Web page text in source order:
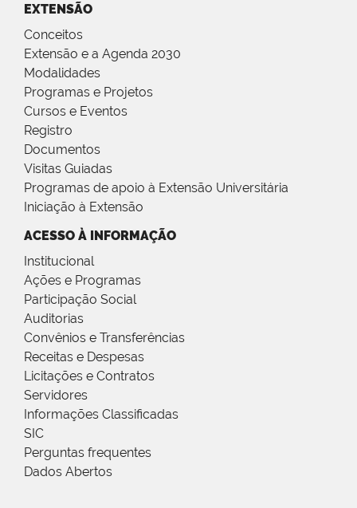
EXTENSÃO
Conceitos
Extensão e a Agenda 2030
Modalidades
Programas e Projetos
Cursos e Eventos
Registro
Documentos
Visitas Guiadas
Programas de apoio à Extensão Universitária
Iniciação à Extensão
ACESSO À INFORMAÇÃO
Institucional
Ações e Programas
Participação Social
Auditorias
Convênios e Transferências
Receitas e Despesas
Licitações e Contratos
Servidores
Informações Classificadas
SIC
Perguntas frequentes
Dados Abertos